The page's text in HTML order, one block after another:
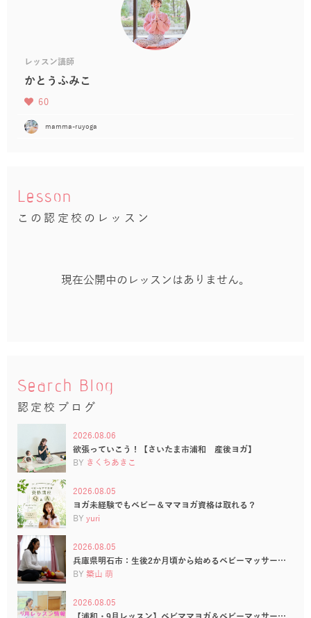
レッスン講師
かとうふみこ
60
mamma-ruyoga
Lesson
この認定校のレッスン
現在公開中のレッスンはありません。
Search Blog
認定校ブログ
2026.08.06
欲張っていこう！【さいたま市浦和 産後ヨガ】
BY きくちあきこ
2026.08.05
ヨガ未経験でもベビー＆ママヨガ資格は取れる？
BY yuri
2026.08.05
兵庫県明石市：生後2か月頃から始めるベビーマッサー…
BY 築山 萌
2026.08.05